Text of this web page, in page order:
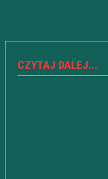
CZYTAJ DALEJ...